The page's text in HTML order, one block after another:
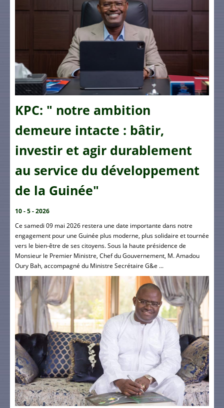
KPC: " notre ambition
demeure intacte : bâtir,
investir et agir durablement
au service du développement
de la Guinée"
10 - 5 - 2026
Ce samedi 09 mai 2026 restera une date importante dans notre
engagement pour une Guinée plus moderne, plus solidaire et tournée
vers le bien-être de ses citoyens. Sous la haute présidence de
Monsieur le Premier Ministre, Chef du Gouvernement, M. Amadou
Oury Bah, accompagné du Ministre Secrétaire G&e ...